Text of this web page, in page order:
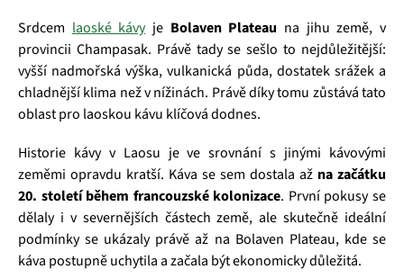
Srdcem laoské kávyje Bolaven Plateau na jihu země, v
provincii Champasak. Právě tady se sešlo to nejdůležitější:
vyšší nadmořská výška, vulkanická půda, dostatek srážek a
chladnější klima než v nížinách. Právě díky tomu zůstává tato
oblast pro laoskou kávu klíčová dodnes.
Historie kávy v Laosu je ve srovnání s jinými kávovými
zeměmi opravdu kratší. Káva se sem dostala až na začátku
20. století během francouzské kolonizace. První pokusy se
dělaly i v severnějších částech země, ale skutečně ideální
podmínky se ukázaly právě až na Bolaven Plateau, kde se
káva postupně uchytila a začala být ekonomicky důležitá.